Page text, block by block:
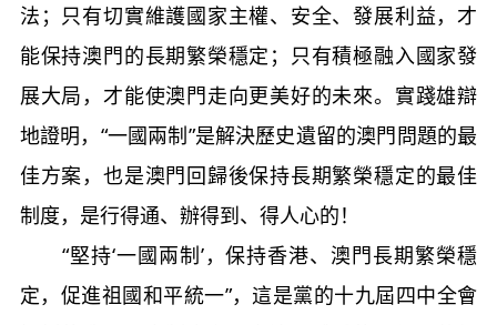
法；只有切實維護國家主權、安全、發展利益，才
能保持澳門的長期繁榮穩定；只有積極融入國家發
展大局，才能使澳門走向更美好的未來。實踐雄辯
地證明，“一國兩制”是解決歷史遺留的澳門問題的最
佳方案，也是澳門回歸後保持長期繁榮穩定的最佳
制度，是行得通、辦得到、得人心的！
“堅持‘一國兩制’，保持香港、澳門長期繁榮穩
定，促進祖國和平統一”，這是黨的十九屆四中全會